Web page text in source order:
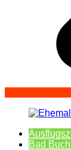
Bad